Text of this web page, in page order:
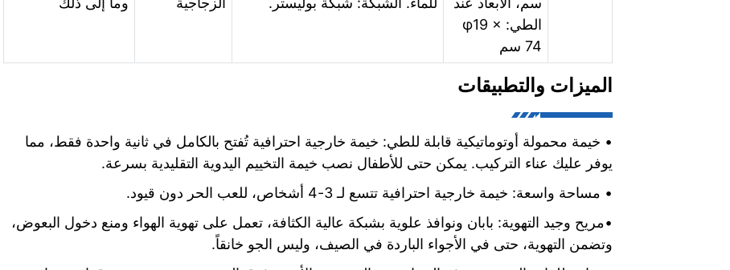
الطي: φ19 ×
74 سم
الميزات والتطبيقات
• خيمة محمولة أوتوماتيكية قابلة للطي: خيمة خارجية احترافية تُفتح بالكامل في ثانية واحدة فقط، مما
يوفر عليك عناء التركيب. يمكن حتى للأطفال نصب خيمة التخييم اليدوية التقليدية بسرعة.
• مساحة واسعة: خيمة خارجية احترافية تتسع لـ 3-4 أشخاص، للعب الحر دون قيود.
•مريح وجيد التهوية: بابان ونوافذ علوية بشبكة عالية الكثافة، تعمل على تهوية الهواء ومنع دخول البعوض،
وتضمن التهوية، حتى في الأجواء الباردة في الصيف، وليس الجو خانقاً.